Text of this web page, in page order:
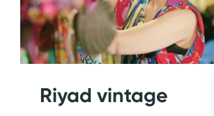
Riyad vintage